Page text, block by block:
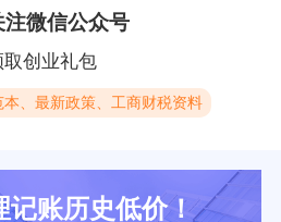
注微信公众号
取创业礼包
本、最新政策、工商财税资料
记账历史低价！